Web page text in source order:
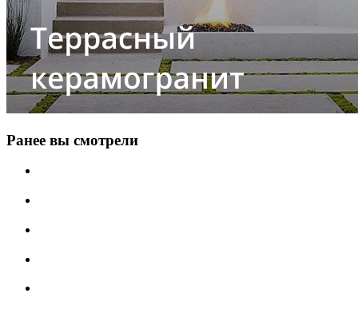
Ранее вы смотрели